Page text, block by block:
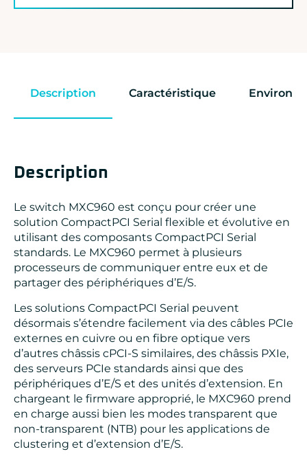
Description Caractéristique
Description
Le switch MXC960 est conçu pour créer une
solution CompactPCI Serial flexible et évolutive en
utilisant des composants CompactPCI Serial
standards. Le MXC960 permet à plusieurs
processeurs de communiquer entre eux et de
partager des périphériques d’E/S.
Les solutions CompactPCI Serial peuvent
désormais s’étendre facilement via des câbles PCIe
externes en cuivre ou en fibre optique vers
d’autres châssis cPCI-S similaires, des châssis PXIe,
des serveurs PCIe standards ainsi que des
périphériques d’E/S et des unités d’extension. En
chargeant le firmware approprié, le MXC960 prend
en charge aussi bien les modes transparent que
non-transparent (NTB) pour les applications de
clustering et d’extension d’E/S.